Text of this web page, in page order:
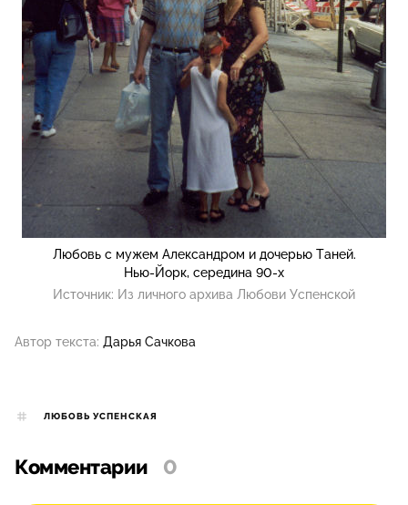
Любовь с мужем Александром и дочерью Таней.
Нью-Йорк, середина 90-х
Источник: Из личного архива Любови Успенской
Автор текста: Дарья Сачкова
ЛЮБОВЬ УСПЕНСКАЯ
Комментарии 0